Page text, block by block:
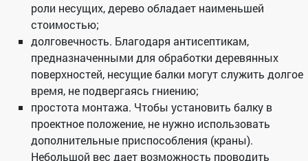
роли несущих, дерево обладает наименьшей
стоимостью;
долговечность. Благодаря антисептикам,
предназначенными для обработки деревянных
поверхностей, несущие балки могут служить долгое
время, не подвергаясь гниению;
простота монтажа. Чтобы установить балку в
проектное положение, не нужно использовать
дополнительные приспособления (краны).
Небольшой вес дает возможность проводить